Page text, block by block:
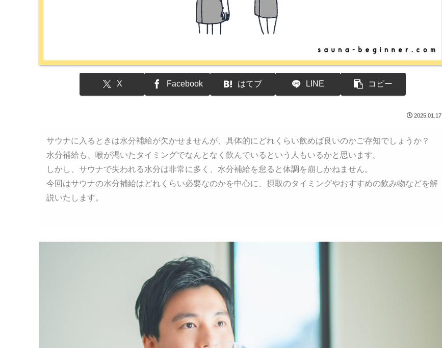
X Facebook はてブ LINE コピー
2025.01.17
サウナに入るときは水分補給が欠かせませんが、具体的にどれくらい飲めば良いのかご存知でしょうか？
水分補給も、喉が渇いたタイミングでなんとなく飲んでいるという人もいるかと思います。
しかし、サウナで失われる水分は非常に多く、水分補給を怠ると体調を崩しかねません。
今回はサウナの水分補給はどれくらい必要なのかを中心に、摂取のタイミングやおすすめの飲み物などを解
説いたします。